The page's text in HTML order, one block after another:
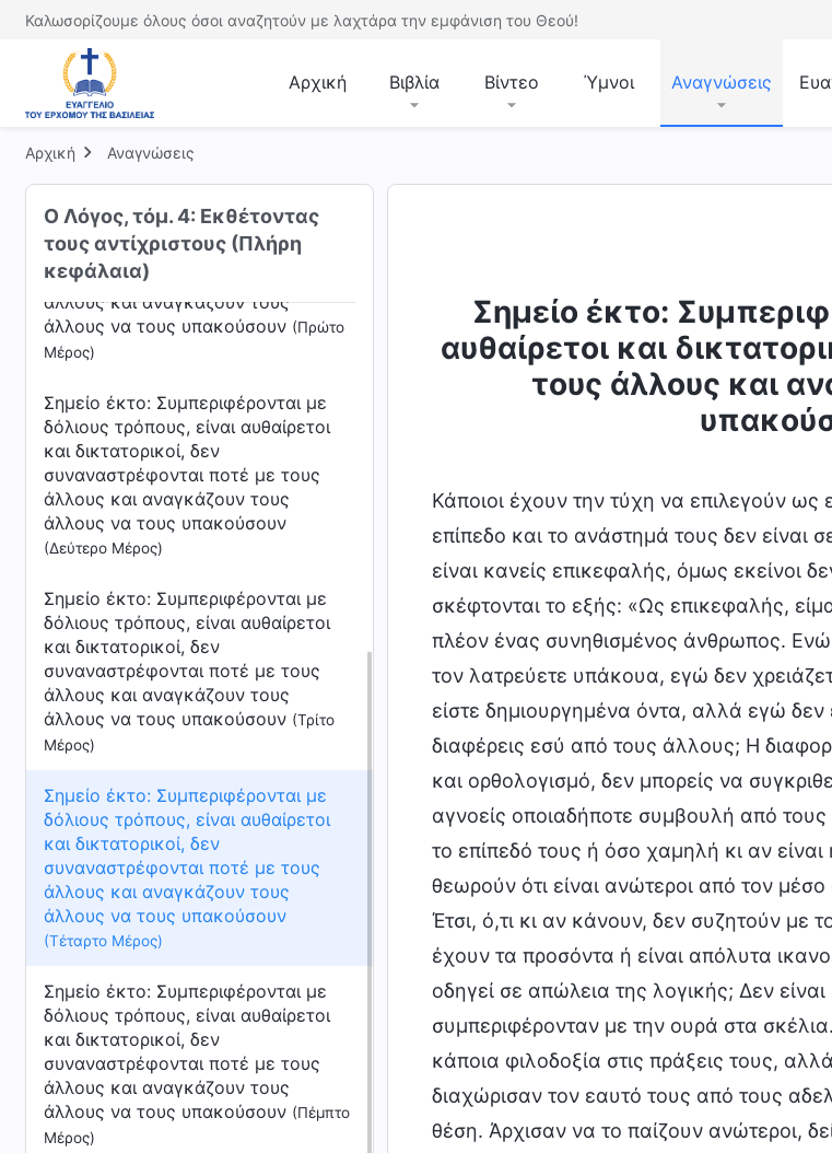
Καλωσορίζουμε όλους όσοι αναζητούν με λαχτάρα την εμφάνιση του Θεού!
Αρχική Βιβλία Βίντεο Ύμνοι Αναγνώσεις
Αρχική Αναγνώσεις
Ο Λόγος, τόμ. 4: Εκθέτοντας
τους αντίχριστους (Πλήρη
κεφάλαια)
Μέρος)
Σημείο πέμπτο: Παραπλανούν,
προσελκύουν, απειλούν και
Μέρος)
Σημείο έκτο: Συμπεριφέρονται με
δόλιους τρόπους, είναι αυθαίρετοι
και δικτατορικοί, δεν
συναναστρέφονται ποτέ με τους
άλλους και αναγκάζουν τους
άλλους να τους υπακούσουν (Πρώτο
Μέρος)
Σημείο έκτο: Συμπεριφέρονται με
δόλιους τρόπους, είναι αυθαίρετοι
και δικτατορικοί, δεν
συναναστρέφονται ποτέ με τους
άλλους και αναγκάζουν τους
άλλους να τους υπακούσουν
(Δεύτερο Μέρος)
Σημείο έκτο: Συμπεριφέρονται με
δόλιους τρόπους, είναι αυθαίρετοι
και δικτατορικοί, δεν
συναναστρέφονται ποτέ με τους
άλλους και αναγκάζουν τους
άλλους να τους υπακούσουν (Τρίτο
Μέρος)
Σημείο έκτο: Συμπεριφέρονται με
δόλιους τρόπους, είναι αυθαίρετοι
και δικτατορικοί, δεν
συναναστρέφονται ποτέ με τους
άλλους και αναγκάζουν τους
άλλους να τους υπακούσουν
(Τέταρτο Μέρος)
Σημείο έκτο: Συμπεριφέρονται με
δόλιους τρόπους, είναι αυθαίρετοι
και δικτατορικοί, δεν
συναναστρέφονται ποτέ με τους
άλλους και αναγκάζουν τους
άλλους να τους υπακούσουν (Πέμπτο
Μέρος)
Σημείο έκτο:
αυθαίρετοι και
τους άλλους και
Κάποιοι έχουν την τύχη να επιλεγούν
επίπεδο και το ανάστημά τους δεν είναι
είναι κανείς επικεφαλής, όμως εκείνοι
σκέφτονται το εξής: «Ως επικεφαλής,
πλέον ένας συνηθισμένος άνθρωπος. Ενώ
τον λατρεύετε υπάκουα, εγώ δεν
είστε δημιουργημένα όντα, αλλά εγώ δεν
διαφέρεις εσύ από τους άλλους; Η
και ορθολογισμό, δεν μπορείς να
αγνοείς οποιαδήποτε συμβουλή από
το επίπεδό τους ή όσο χαμηλή κι αν
θεωρούν ότι είναι ανώτεροι από τον
Έτσι, ό,τι κι αν κάνουν, δεν συζητούν με
έχουν τα προσόντα ή είναι απόλυτα
οδηγεί σε απώλεια της λογικής; Δεν
συμπεριφέρονταν με την ουρά στα
κάποια φιλοδοξία στις πράξεις τους,
διαχώρισαν τον εαυτό τους από τους
θέση. Άρχισαν να το παίζουν ανώτεροι,